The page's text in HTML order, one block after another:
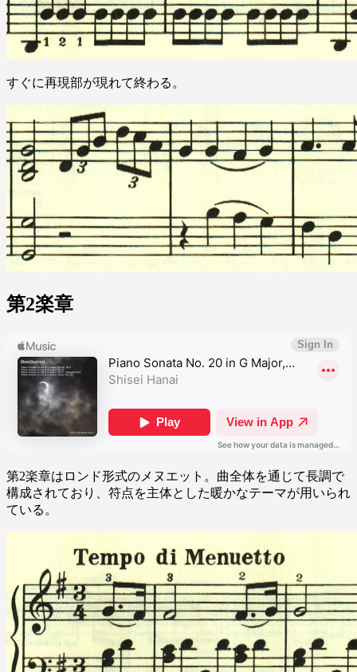
すぐに再現部が現れて終わる。
第2楽章
第2楽章はロンド形式のメヌエット。曲全体を通じて長調で
構成されており、符点を主体とした暖かなテーマが用いられ
ている。